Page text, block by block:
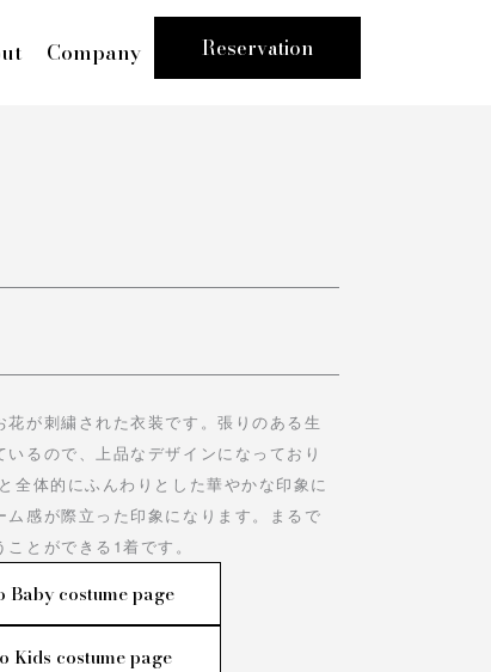
Company Reservation
が刺繍された衣装です。張りのある生
るので、上品なデザインになっており
全体的にふんわりとした華やかな印象に
感が際立った印象になります。まるで
とができる1着です。
Baby costume page
Kids costume page